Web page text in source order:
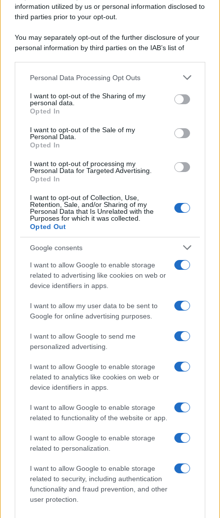
information utilized by us or personal information disclosed to
third parties prior to your opt-out.
You may separately opt-out of the further disclosure of your
personal information by third parties on the IAB’s list of
This information may also be disclosed by us to third parties
disclose it to other third parties.
Please note that this website/app uses one or more Google
services and may gather and store information including but
not limited to your visit or usage behaviour. You may click to
grant or deny consent to Google and its third-party tags to
consent section.
Personal Data Processing Opt Outs
I want to opt-out of the Sharing of my
personal data.
Opted In
I want to opt-out of the Sale of my
Personal Data.
Opted In
I want to opt-out of processing my
Personal Data for Targeted Advertising.
Opted In
I want to opt-out of Collection, Use,
Retention, Sale, and/or Sharing of my
Personal Data that Is Unrelated with the
Purposes for which it was collected.
Opted Out
Google consents
I want to allow Google to enable storage
related to advertising like cookies on web or
device identifiers in apps.
I want to allow my user data to be sent to
Google for online advertising purposes.
I want to allow Google to send me
personalized advertising.
I want to allow Google to enable storage
related to analytics like cookies on web or
device identifiers in apps.
I want to allow Google to enable storage
related to functionality of the website or app.
I want to allow Google to enable storage
related to personalization.
I want to allow Google to enable storage
related to security, including authentication
functionality and fraud prevention, and other
user protection.